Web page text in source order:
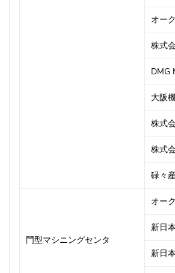
オー
株式
DMG
大阪
株式
株式
碌々
門型マシニングセンタ
オー
新日
新日